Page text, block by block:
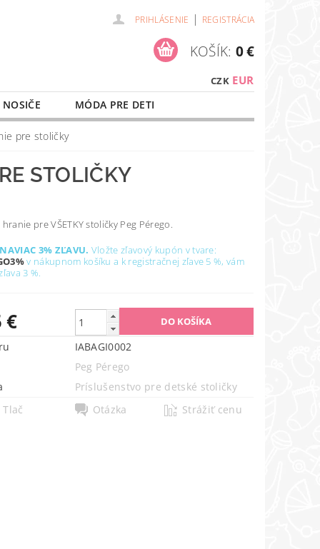
PRIHLÁSENIE | REGISTRÁCIA
CZK EUR
KOŠÍK: 0 €
MÓDA PRE DETI
NAŠE SLUŽBY
pre stoličky
STOLIČKY
pre VŠETKY stoličky Peg Pérego.
3% ZĽAVU. Vložte zľavový kupón v tvare:
v nákupnom košíku a k registračnej zľave 5 %, vám
3 %.
€
IABAGI0002
Peg Pérego
Príslušenstvo pre detské stoličky
Tlač
Otázka Strážiť cenu